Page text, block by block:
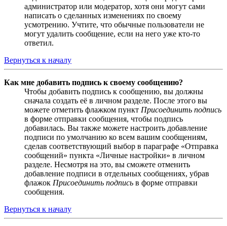
администратор или модератор, хотя они могут сами
написать о сделанных изменениях по своему
усмотрению. Учтите, что обычные пользователи не
могут удалить сообщение, если на него уже кто-то
ответил.
Вернуться к началу
Как мне добавить подпись к своему сообщению?
Чтобы добавить подпись к сообщению, вы должны
сначала создать её в личном разделе. После этого вы
можете отметить флажком пункт Присоединить подпись
в форме отправки сообщения, чтобы подпись
добавилась. Вы также можете настроить добавление
подписи по умолчанию ко всем вашим сообщениям,
сделав соответствующий выбор в параграфе «Отправка
сообщений» пункта «Личные настройки» в личном
разделе. Несмотря на это, вы сможете отменить
добавление подписи в отдельных сообщениях, убрав
флажок Присоединить подпись в форме отправки
сообщения.
Вернуться к началу